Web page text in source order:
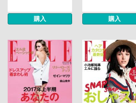
購入 購入